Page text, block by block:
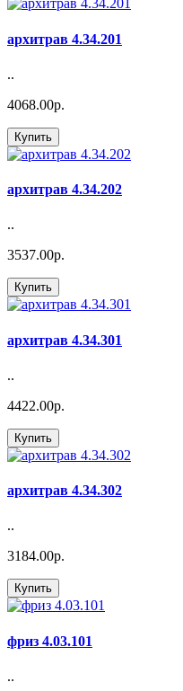
архитрав 4.34.201
..
4068.00р.
Купить
архитрав 4.34.202
..
3537.00р.
Купить
архитрав 4.34.301
..
4422.00р.
Купить
архитрав 4.34.302
..
3184.00р.
Купить
фриз 4.03.101
..